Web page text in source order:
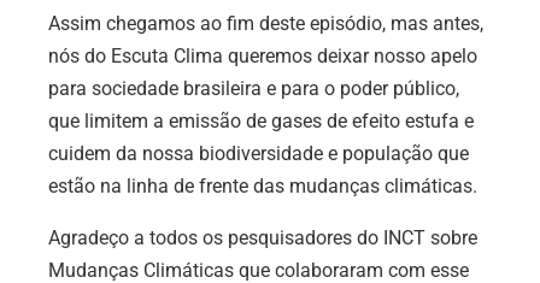
Assim chegamos ao fim deste episódio, mas antes,
nós do Escuta Clima queremos deixar nosso apelo
para sociedade brasileira e para o poder público,
que limitem a emissão de gases de efeito estufa e
cuidem da nossa biodiversidade e população que
estão na linha de frente das mudanças climáticas.
Agradeço a todos os pesquisadores do INCT sobre
Mudanças Climáticas que colaboraram com esse